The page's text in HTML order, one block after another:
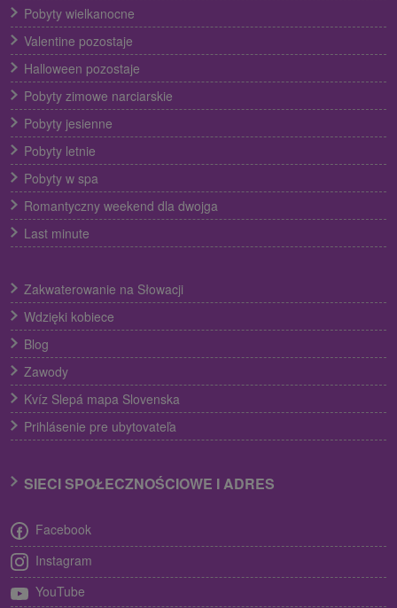
Pobyty wielkanocne
Valentine pozostaje
Halloween pozostaje
Pobyty zimowe narciarskie
Pobyty jesienne
Pobyty letnie
Pobyty w spa
Romantyczny weekend dla dwojga
Last minute
Zakwaterowanie na Słowacji
Wdzięki kobiece
Blog
Zawody
Kvíz Slepá mapa Slovenska
Prihlásenie pre ubytovateľa
SIECI SPOŁECZNOŚCIOWE I ADRES
Facebook
Instagram
YouTube